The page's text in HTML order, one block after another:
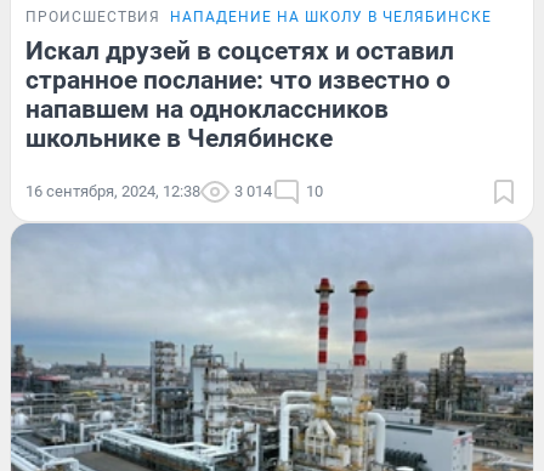
ПРОИСШЕСТВИЯ НАПАДЕНИЕ НА ШКОЛУ В ЧЕЛЯБИНСКЕ
Искал друзей в соцсетях и оставил
странное послание: что известно о
напавшем на одноклассников
школьнике в Челябинске
16 сентября, 2024, 12:38 3 014 10